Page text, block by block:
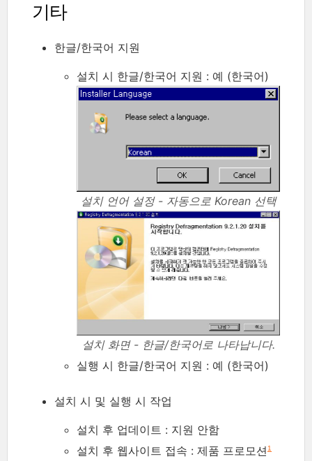
기타
한글/한국어 지원
설치 시 한글/한국어 지원 : 예 (한국어)
설치 언어 설정 - 자동으로 Korean 선택
설치 화면 - 한글/한국어로 나타납니다.
실행 시 한글/한국어 지원 : 예 (한국어)
설치 시 및 실행 시 작업
설치 후 업데이트 : 지원 안함
설치 후 웹사이트 접속 : 제품 프로모션 1